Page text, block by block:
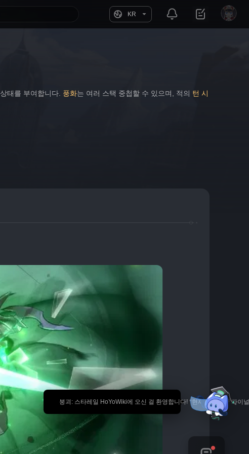
KR
🎉 붕괴: 스타레일 HoYoWiki에 오신 걸 환영합니다! *현재 내용은 「파
상태를 부여합니다. 풍화는 여러 스택 중첩할 수 있으며, 적의 턴 시